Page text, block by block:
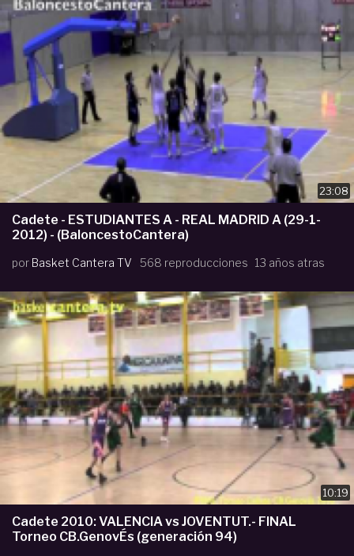
23:08
Cadete - ESTUDIANTES A - REAL MADRID A (29-1-
2012) - (BaloncestoCantera)
por Basket Cantera TV 568 reproducciones 13 años atras
10:19
Cadete 2010: VALENCIA vs JOVENTUT.- FINAL
Torneo CB.GenovÉs (generación 94)